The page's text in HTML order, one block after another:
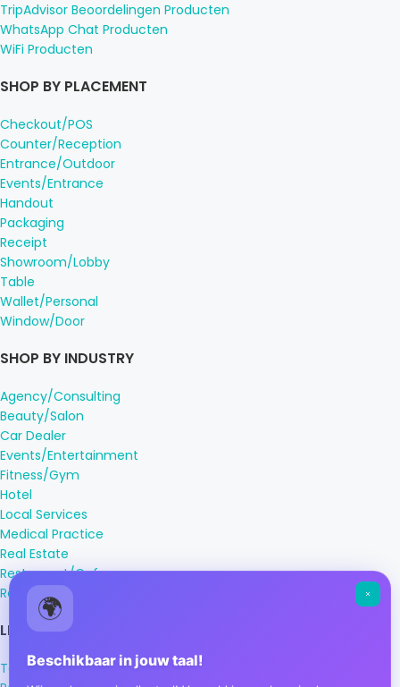
TripAdvisor Beoordelingen Producten
WhatsApp Chat Producten
WiFi Producten
SHOP BY PLACEMENT
Checkout/POS
Counter/Reception
Entrance/Outdoor
Events/Entrance
Handout
Packaging
Receipt
Showroom/Lobby
Table
Wallet/Personal
Window/Door
SHOP BY INDUSTRY
Agency/Consulting
Beauty/Salon
Car Dealer
Events/Entertainment
Fitness/Gym
Hotel
Local Services
Medical Practice
Real Estate
Restaurant/Cafe
Retail
LEGAL INFORMATION
Terms & Conditions
🌍
Beschikbaar in jouw taal!